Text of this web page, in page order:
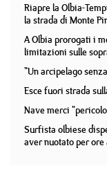
Riapre la Olbia-
la strada di Monte
A Olbia prorogati i
limitazioni sulle
"Un arcipelago
Esce fuori strada
Nave merci
Surfista olbiese
aver nuotato per ore